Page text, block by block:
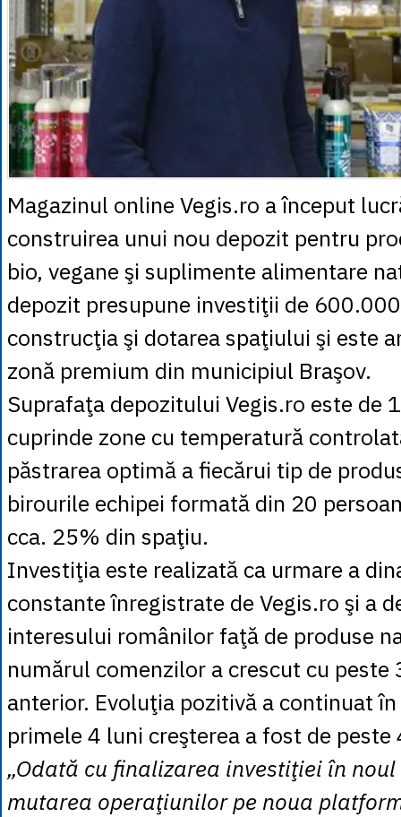
Magazinul online Vegis.ro a început
construirea unui nou depozit pentru
bio, vegane şi suplimente alimentare
depozit presupune investiţii de
construcţia şi dotarea spaţiului şi este
zonă premium din municipiul Braşov.
Suprafaţa depozitului Vegis.ro este de
cuprinde zone cu temperatură
păstrarea optimă a fiecărui tip de
birourile echipei formată din 20
cca. 25% din spaţiu.
Investiţia este realizată ca urmare a
constante înregistrate de Vegis.ro şi a
interesului românilor faţă de produse
numărul comenzilor a crescut cu
anterior. Evoluţia pozitivă a continuat
primele 4 luni creşterea a fost de
„Odată cu finalizarea investiţiei în
mutarea operaţiunilor pe noua